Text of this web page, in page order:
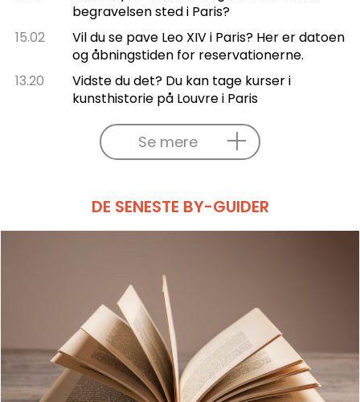
begravelsen sted i Paris?
15.02
Vil du se pave Leo XIV i Paris? Her er datoen
og åbningstiden for reservationerne.
13.20
Vidste du det? Du kan tage kurser i
kunsthistorie på Louvre i Paris
Se mere
DE SENESTE BY-GUIDER